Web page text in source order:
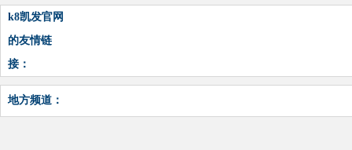
k8凯发官网
的友情链
接：
地方频道：